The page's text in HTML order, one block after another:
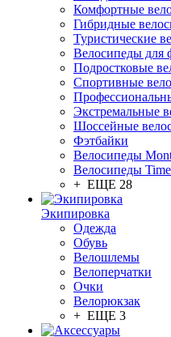
Комфортные
Гибридные
Туристические
Велосипеды для
Подростковые
Спортивные
Экстремальные
Шоссейные
Фэтбайки
Велосипеды
Велосипеды
+ ЕЩЕ 28
Экипировка
Одежда
Обувь
Велошлемы
Велоперчатки
Очки
Велорюкзак
+ ЕЩЕ 3